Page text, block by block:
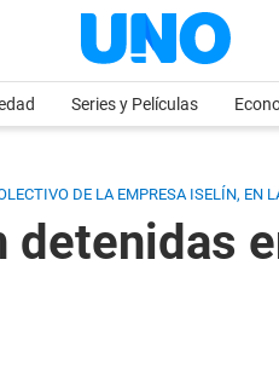
Series y Películas
DE LA EMPRESA ISELÍN, EN